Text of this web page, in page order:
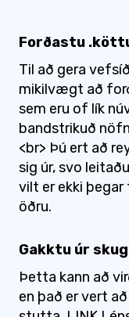
Forðastu
Til að gera
mikilvægt að
sem eru of lík
bandstrikuð
<br> Þú ert að
sig úr, svo
vilt er ekki
öðru.
Gakktu úr
Þetta kann að
en það er vert